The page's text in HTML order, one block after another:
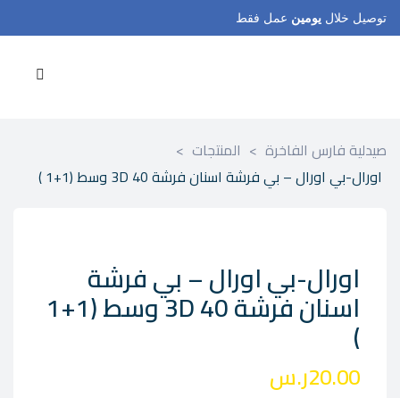
توصيل خلال يومين عمل فقط
صيدلية فارس الفاخرة > المنتجات >
اورال-بي اورال – بي فرشة اسنان فرشة 3D 40 وسط (1+1 )
اورال-بي اورال – بي فرشة
اسنان فرشة 3D 40 وسط (1+1
)
20.00ر.س